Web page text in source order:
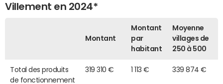
Villement en 2024*
Montant
Montant
par
habitant
Moyenne
villages de
250 à 500
Total des produits
de fonctionnement
319 310 € 1 113 € 339 874 €